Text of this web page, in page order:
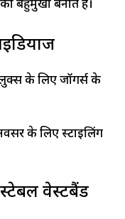
बहुमुखी बनाते हैं।
के लिए जॉगर्स के
के लिए स्टाइलिंग
वेस्टबैंड